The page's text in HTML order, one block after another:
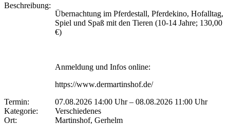
Beschreibung:
Übernachtung im Pferdestall, Pferdekino, Hofalltag,
Spiel und Spaß mit den Tieren (10-14 Jahre; 130,00
€)
Anmeldung und Infos online:
https://www.dermartinshof.de/
Termin:
07.08.2026 14:00 Uhr– 08.08.2026 11:00 Uhr
Kategorie:
Verschiedenes
Ort:
Martinshof, Gerhelm